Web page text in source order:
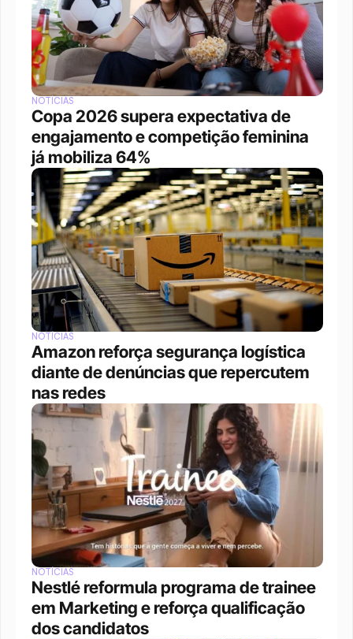
NOTÍCIAS
Copa 2026 supera expectativa de
engajamento e competição feminina
já mobiliza 64%
NOTÍCIAS
Amazon reforça segurança logística
diante de denúncias que repercutem
nas redes
NOTÍCIAS
Nestlé reformula programa de trainee
em Marketing e reforça qualificação
dos candidatos